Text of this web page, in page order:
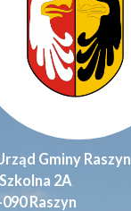
Gminy Raszyn
2A
Raszyn